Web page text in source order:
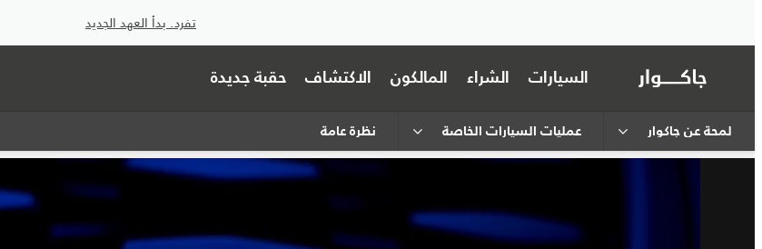
تفرد. بدأ العهد الجديد
السيارات الشراء المالكون الاكتشاف حقبة جديدة
لمحة عن جاكوار عمليات السيارات الخاصة نظرة عامة